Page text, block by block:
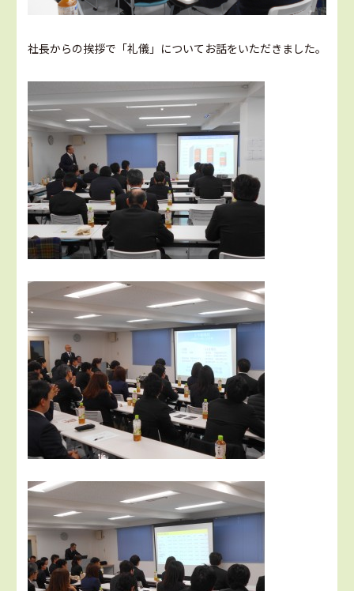
社長からの挨拶で「礼儀」についてお話をいただきました。